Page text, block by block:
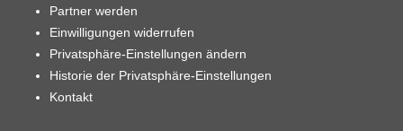
Partner werden
Einwilligungen widerrufen
Privatsphäre-Einstellungen ändern
Historie der Privatsphäre-Einstellungen
Kontakt